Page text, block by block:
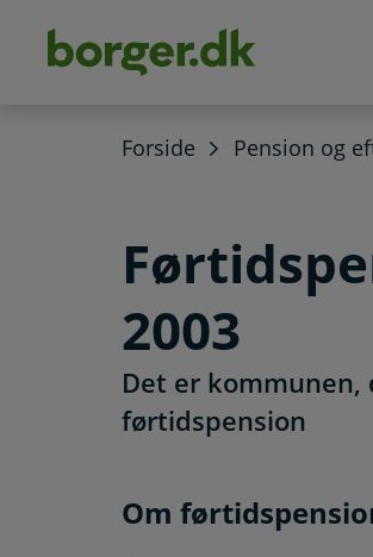
Forside Pension og
2003
Det er
førtidspension
Om
Om